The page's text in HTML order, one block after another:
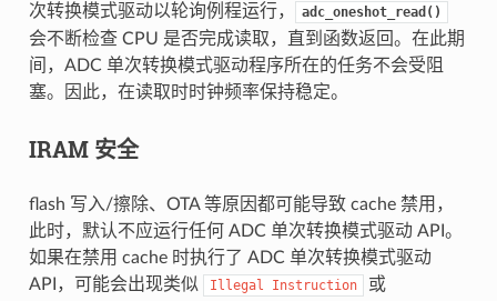
次转换模式驱动以轮询例程运行，
adc_oneshot_read()
会不断检查 CPU 是否完成读取，直到函数返回。在此期
间，ADC 单次转换模式驱动程序所在的任务不会受阻
塞。因此，在读取时时钟频率保持稳定。
IRAM 安全
flash 写入/擦除、OTA 等原因都可能导致 cache 禁用，
此时，默认不应运行任何 ADC 单次转换模式驱动 API。
如果在禁用 cache 时执行了 ADC 单次转换模式驱动
API，可能会出现类似
Illegal Instruction 或